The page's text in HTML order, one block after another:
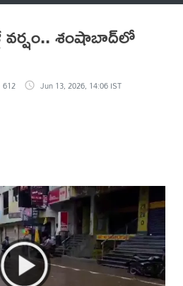
శంషాబాద్‌లో
612 Jun 13, 2026, 14:06 IST